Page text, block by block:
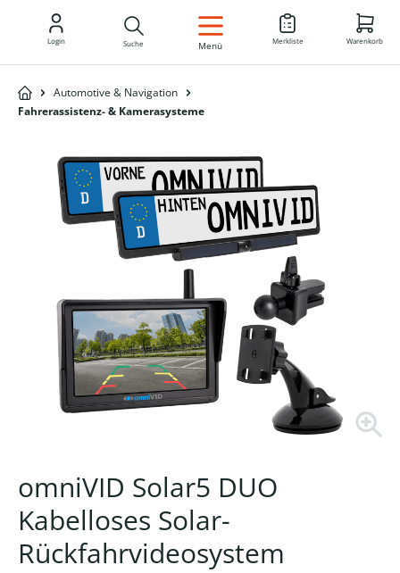
DE
Login Suche Menü Merkliste Warenkorb
Automotive & Navigation
Fahrerassistenz- & Kamerasysteme
omniVID Solar5 DUO
Kabelloses Solar-
Rückfahrvideosystem